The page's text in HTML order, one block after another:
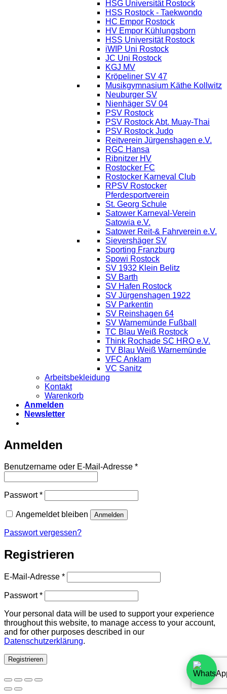
HSG Universität Rostock
HSS Rostock - Taekwondo
HC Empor Rostock
HV Empor Kühlungsborn
HSS Universität Rostock
iWIP Uni Rostock
JC Uni Rostock
KGJ MV
Kröpeliner SV 47
Musikgymnasium Käthe Kollwitz
Neuburger SV
Nienhäger SV 04
PSV Rostock
PSV Rostock Abt. Muay-Thai
PSV Rostock Judo
Reitverein Jürgenshagen e.V.
RGC Hansa
Ribnitzer HV
Rostocker FC
Rostocker Karneval Club
RPSV Rostocker
Pferdesportverein
St. Georg Schule
Satower Karneval-Verein
Satowia e.V.
Satower Reit-& Fahrverein e.V.
Sievershäger SV
Sporting Franzburg
Spowi Rostock
SV 1932 Klein Belitz
SV Barth
SV Hafen Rostock
SV Jürgenshagen 1922
SV Parkentin
SV Reinshagen 64
SV Warnemünde Fußball
TC Blau Weiß Rostock
Think Rochade SC HRO e.V.
TV Blau Weiß Warnemünde
VFC Anklam
VC Sanitz
Arbeitsbekleidung
Kontakt
Warenkorb
Anmelden
Newsletter
Anmelden
Benutzername oder E-Mail-Adresse *Erforderlich
Passwort*Erforderlich
Angemeldet bleiben Anmelden
Passwort vergessen?
Registrieren
E-Mail-Adresse *Erforderlich
Passwort*Erforderlich
Your personal data will be used to support your experience
throughout this website, to manage access to your account,
and for other purposes described in our
Datenschutzerklärung.
Registrieren